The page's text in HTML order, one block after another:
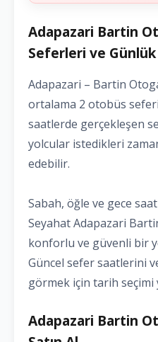
Adapazari Bartin
Seferleri ve Günlük
Adapazari – Bartin
ortalama 2 otobüs
saatlerde gerçekleşen
yolcular istedikleri
edebilir.
Sabah, öğle ve gece
Seyahat Adapazari
konforlu ve güvenli bir
Güncel sefer saatlerini
görmek için tarih seçimi
Adapazari Bartin